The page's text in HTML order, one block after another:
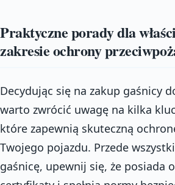
Praktyczne porady dla
zakresie ochrony
Decydując się na zakup gaśnicy
warto zwrócić uwagę na kilka
które zapewnią skuteczną
Twojego pojazdu. Przede
gaśnicę, upewnij się, że posiada